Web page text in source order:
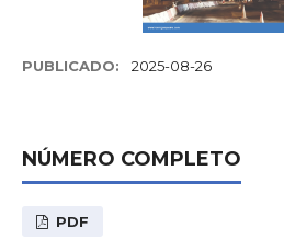
PUBLICADO: 2025-08-26
NÚMERO COMPLETO
PDF